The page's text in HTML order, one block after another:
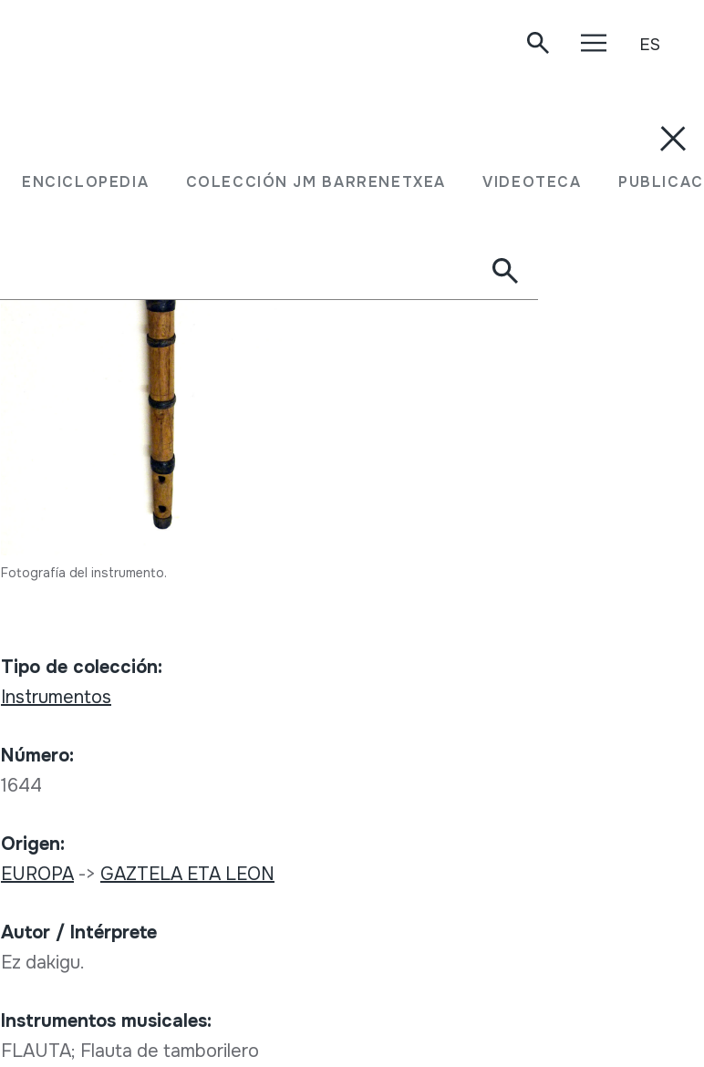
ENCICLOPEDIA COLECCIÓN JM BARRENETXEA VIDEOTECA
ES
Fotografía del instrumento.
Tipo de colección:
Instrumentos
Número:
1644
Origen:
EUROPA-> GAZTELA ETA LEON
Autor / Intérprete
Ez dakigu.
Instrumentos musicales:
FLAUTA; Flauta de tamborilero